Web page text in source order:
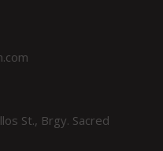
St., Brgy. Sacred